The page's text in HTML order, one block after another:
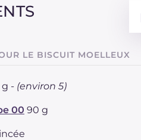
LE BISCUIT MOELLEUX
g - (environ 5)
00 90 g